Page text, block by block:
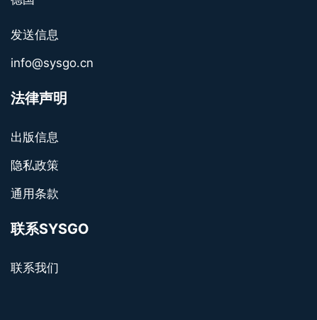
发送信息
info@sysgo.cn
法律声明
出版信息
隐私政策
通用条款
联系SYSGO
联系我们